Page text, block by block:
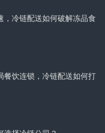
，冷链配送如何破解冻品食
餐饮连锁，冷链配送如何打